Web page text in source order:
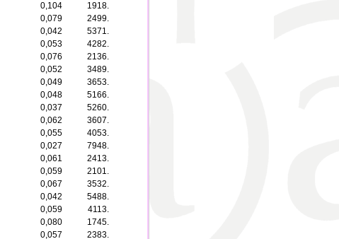
0,104
1918.
0,079
2499.
0,042
5371.
0,053
4282.
0,076
2136.
0,052
3489.
0,049
3653.
0,048
5166.
0,037
5260.
0,062
3607.
0,055
4053.
0,027
7948.
0,061
2413.
0,059
2101.
0,067
3532.
0,042
5488.
0,059
4113.
0,080
1745.
0,057
2383.